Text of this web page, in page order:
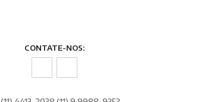
CONTATE-NOS: